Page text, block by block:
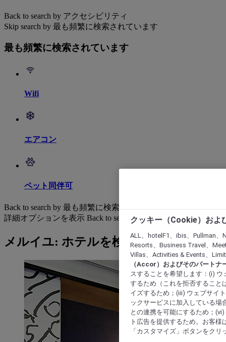
Back to search by アクセシビリティ
Skip search by 最も頻繁に検索されています
最も頻繁に検索されています
Wifi
エアコン
ペット同伴可
Back to search by 最も頻繁に検索されています
詳細オプションを表示 Back to search by categories
メルイユ: ホテルを検索する
クッキー（Cookie）およ
ALL、hotelF1、ibis、Pullman
Resorts、Business Travel、
Villas、Activities & Events、
（Accor）およびそのパートナ
スすることを希望します：(i)
するため（これを拒否すること
イズするため；(iii) ウェブサイ
ックサービスに加入している場
との連携を可能にするため；
ト広告を提供するため。お客
「カスタマイズ」ボタンをク